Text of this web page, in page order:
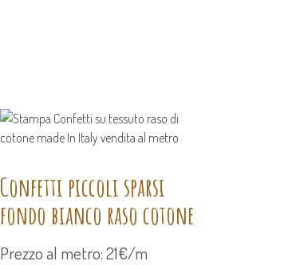
Confetti piccoli sparsi
fondo bianco raso cotone
Prezzo al metro: 21€/m